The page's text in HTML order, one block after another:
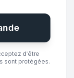
d'être
sont protégées.